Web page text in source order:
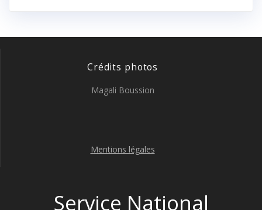
Crédits photos
Magali Boussion
Mentions légales
Service National